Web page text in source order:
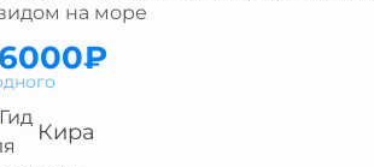
на море
Кира